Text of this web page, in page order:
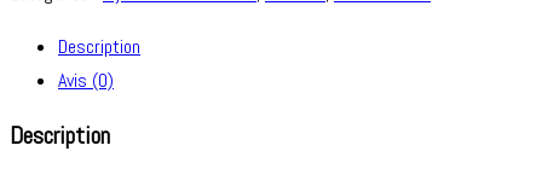
Description
Avis (0)
Description